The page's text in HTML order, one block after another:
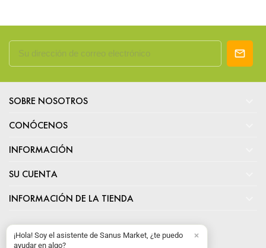
SOBRE NOSOTROS
CONÓCENOS
INFORMACIÓN
SU CUENTA
INFORMACIÓN DE LA TIENDA
¡Hola! Soy el asistente de Sanus Market, ¿te puedo
ayudar en algo?